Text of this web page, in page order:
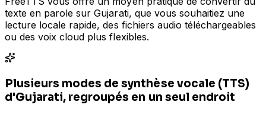
texte en parole sur Gujarati, que vous souhaitiez une
lecture locale rapide, des fichiers audio téléchargeables
ou des voix cloud plus flexibles.
Plusieurs modes de synthèse vocale (TTS)
d'Gujarati, regroupés en un seul endroit